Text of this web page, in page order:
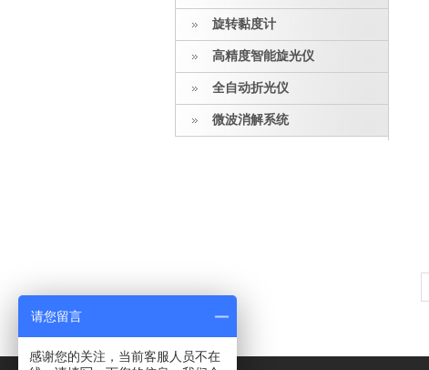
旋转黏度计
高精度智能旋光仪
全自动折光仪
微波消解系统
请您留言
感谢您的关注，当前客服人员不在